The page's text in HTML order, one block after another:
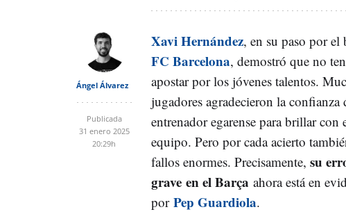
Ángel Álvarez
Publicada
31 enero 2025
20:29h
Xavi Hernández, en su paso por
FC Barcelona, demostró que no
apostar por los jóvenes talentos.
jugadores agradecieron la confianza
entrenador egarense para brillar con
equipo. Pero por cada acierto
fallos enormes. Precisamente, su
grave en el Barça ahora está en
por Pep Guardiola.